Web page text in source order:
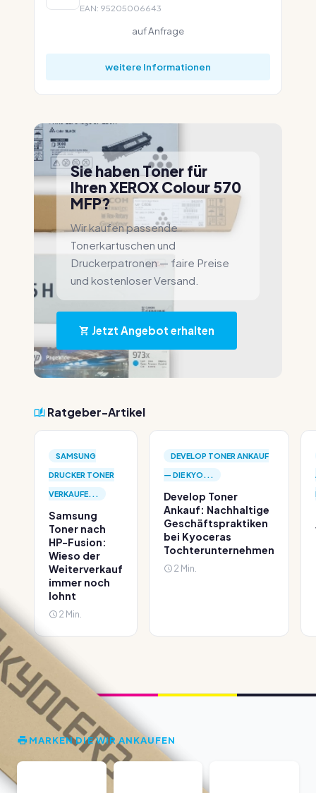
EAN: 95205006643
auf Anfrage
weitere Informationen
Sie haben Toner für
Ihren XEROX Colour 570
MFP?
Wir kaufen passende
Tonerkartuschen und
Druckerpatronen — faire Preise
und kostenloser Versand.
Jetzt Angebot erhalten
Ratgeber-Artikel
SAMSUNG
DRUCKER TONER
VERKAUFE...
Samsung
Toner nach
HP-Fusion:
Wieso der
Weiterverkauf
immer noch
lohnt
2 Min.
DEVELOP TONER ANKAUF
— DIE KYO...
Develop Toner
Ankauf: Nachhaltige
Geschäftspraktiken
bei Kyoceras
Tochterunternehmen
2 Min.
MARKEN DIE WIR ANKAUFEN